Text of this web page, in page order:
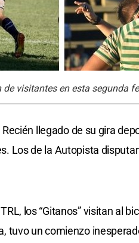
visitantes en esta segunda
llegado de su gira
Los de la Autopista
los “Gitanos” visitan al
tuvo un comienzo